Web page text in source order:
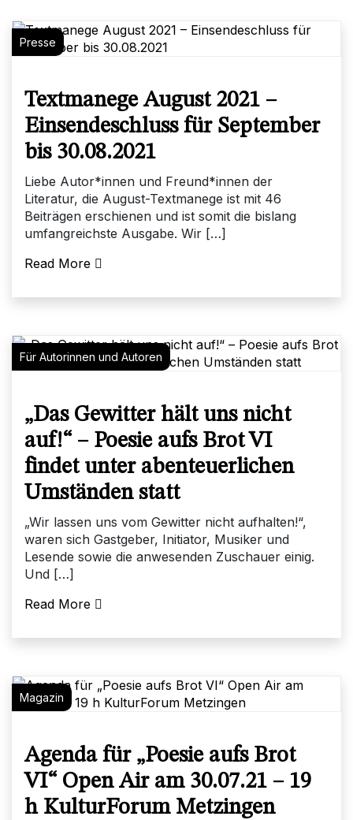
Presse
Textmanege August 2021 –
Einsendeschluss für September
bis 30.08.2021
Liebe Autor*innen und Freund*innen der
Literatur, die August-Textmanege ist mit 46
Beiträgen erschienen und ist somit die bislang
umfangreichste Ausgabe. Wir […]
Read More
Für Autorinnen und Autoren
„Das Gewitter hält uns nicht
auf!“ – Poesie aufs Brot VI
findet unter abenteuerlichen
Umständen statt
„Wir lassen uns vom Gewitter nicht aufhalten!“,
waren sich Gastgeber, Initiator, Musiker und
Lesende sowie die anwesenden Zuschauer einig.
Und […]
Read More
Magazin
Agenda für „Poesie aufs Brot
VI“ Open Air am 30.07.21 – 19
h KulturForum Metzingen